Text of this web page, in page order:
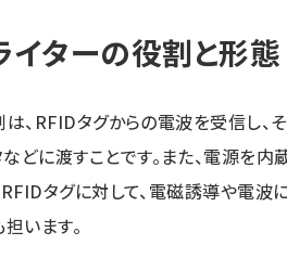
ターの役割と形態
、RFIDタグからの電波を受信し、
どに渡すことです。また、電源を内
タグに対して、電磁誘導や電波
います。